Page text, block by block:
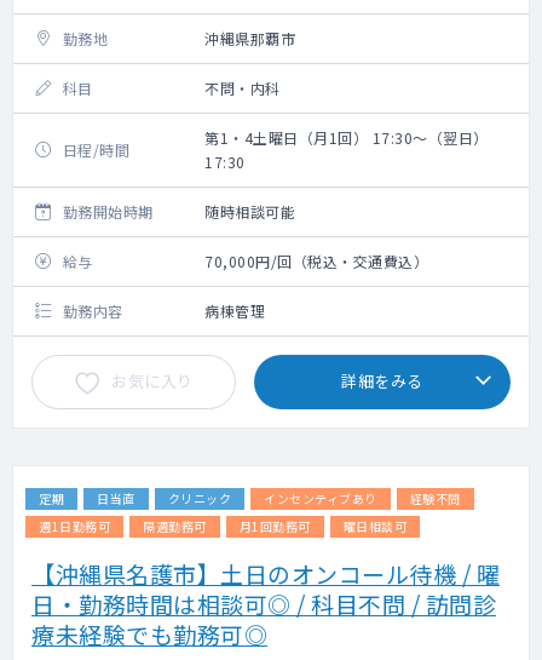
勤務地 沖縄県那覇市
科目 不問・内科
日程/時間
第1・4土曜日（月1回） 17:30～（翌日）
17:30
勤務開始時期 随時相談可能
給与 70,000円/回（税込・交通費込）
勤務内容 病棟管理
お気に入り 詳細をみる
定期 日当直 クリニック インセンティブあり
経験不問
週1日勤務可
隔週勤務可 月1回勤務可 曜日相談可
【沖縄県名護市】土日のオンコール待機 / 曜
日・勤務時間は相談可◎ / 科目不問 / 訪問診
療未経験でも勤務可◎